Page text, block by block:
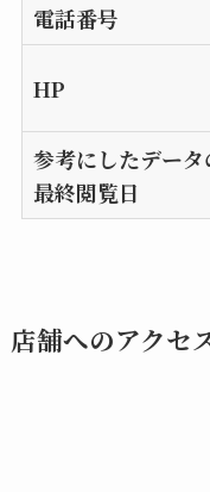
電話番号
HP
参考にしたデータ
最終閲覧日
店舗へのアクセ